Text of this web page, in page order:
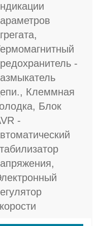
-
Клеммная
Блок
-